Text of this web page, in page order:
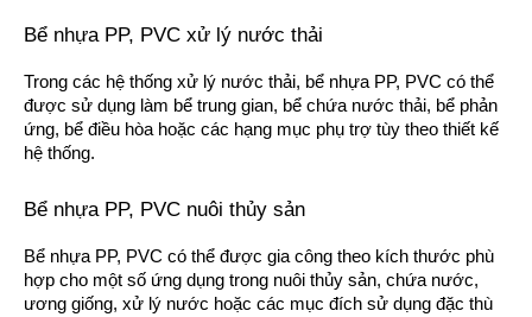
Bể nhựa PP, PVC xử lý nước thải
Trong các hệ thống xử lý nước thải, bể nhựa PP, PVC có thể
được sử dụng làm bể trung gian, bể chứa nước thải, bể phản
ứng, bể điều hòa hoặc các hạng mục phụ trợ tùy theo thiết kế
hệ thống.
Bể nhựa PP, PVC nuôi thủy sản
Bể nhựa PP, PVC có thể được gia công theo kích thước phù
hợp cho một số ứng dụng trong nuôi thủy sản, chứa nước,
ương giống, xử lý nước hoặc các mục đích sử dụng đặc thù